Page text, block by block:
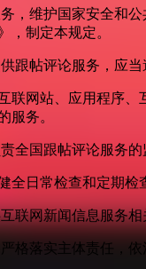
，维护国家安全和
，制定本规定。
跟帖评论服务，应当
联网站、应用程序
服务。
全国跟帖评论服务
全日常检查和定期
联网新闻信息服务
格落实主体责任，依